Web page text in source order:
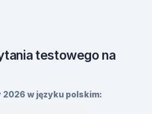
testowego na
2026 w języku polskim: